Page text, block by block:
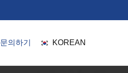
문의하기 KOREAN